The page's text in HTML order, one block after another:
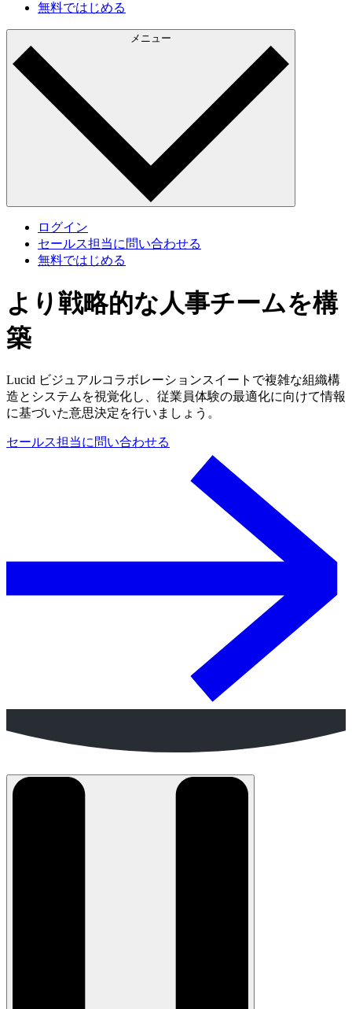
無料ではじめる
メニュー
ログイン
セールス担当に問い合わせる
無料ではじめる
より戦略的な人事チームを構
築
Lucid ビジュアルコラボレーションスイートで複雑な組織構
造とシステムを視覚化し、従業員体験の最適化に向けて情報
に基づいた意思決定を行いましょう。
セールス担当に問い合わせる